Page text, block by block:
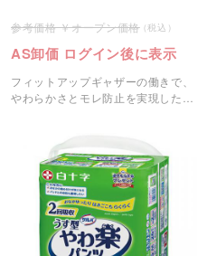
オープン価格
AS卸価 ログイン後に表示
フィットアップギャザーの働きで、
やわらかさとモレ防止を実現したパ